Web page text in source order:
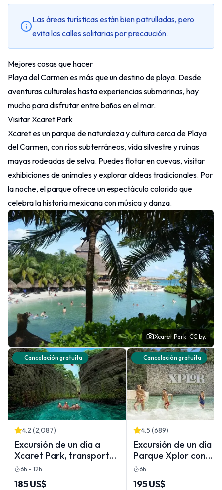
Las áreas turísticas están bien patrulladas, pero
evita las calles solitarias por precaución.
Mejores cosas que hacer
Playa del Carmen es más que un destino de playa. Desde
aventuras culturales hasta experiencias submarinas, hay
mucho para disfrutar entre baños en el mar.
Visitar Xcaret Park
Xcaret es un parque de naturaleza y cultura cerca de Playa
del Carmen, con ríos subterráneos, vida silvestre y ruinas
mayas rodeadas de selva. Puedes flotar en cuevas, visitar
exhibiciones de animales y explorar aldeas tradicionales. Por
la noche, el parque ofrece un espectáculo colorido que
celebra la historia mexicana con música y danza.
Xcaret Park. CC by.
Cancelación gratuita
4.2 (2,087)
Excursión de un día a
Xcaret Park, transporte
y espectáculo nocturno
cultural
6h - 12h
185 US$
Cancelación gratuita
4.5 (689)
Excursión de un día al
Parque Xplor con
almuerzo y
6h
195 US$